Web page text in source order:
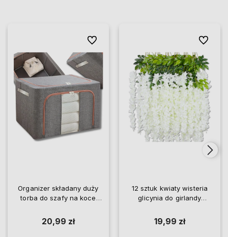
Organizer składany duży
torba do szafy na koce
20,99 zł
Do ulubionych
12 sztuk kwiaty wisteria
glicynia do girlandy
19,99 zł
Do